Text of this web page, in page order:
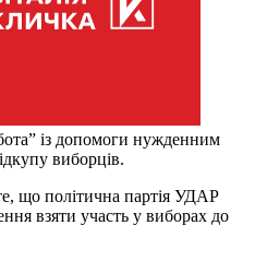
із допомоги нужденним
виборців.
що політична партія УДАР
взяти участь у виборах до